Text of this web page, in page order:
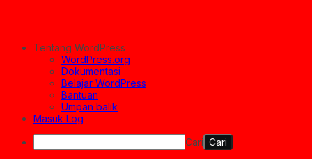
Tentang WordPress
WordPress.org
Dokumentasi
Belajar WordPress
Bantuan
Umpan balik
Masuk Log
Cari